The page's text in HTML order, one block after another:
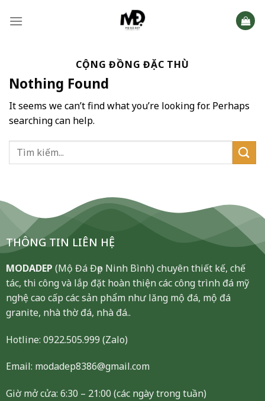
CỘNG ĐỒNG ĐẶC THÙ
Nothing Found
It seems we can’t find what you’re looking for. Perhaps
searching can help.
THÔNG TIN LIÊN HỆ
MODADEP (Mộ Đá Đẹp Ninh Bình) chuyên thiết kế, chế
tác, thi công và lắp đặt hoàn thiện các công trình đá mỹ
nghệ cao cấp các sản phẩm như lăng mộ đá, mộ đá
granite, nhà thờ đá, nhà đá..
Hotline: 0922.505.999 (Zalo)
Email: modadep8386@gmail.com
Giờ mở cửa: 6:30 – 21:00 (các ngày trong tuần)